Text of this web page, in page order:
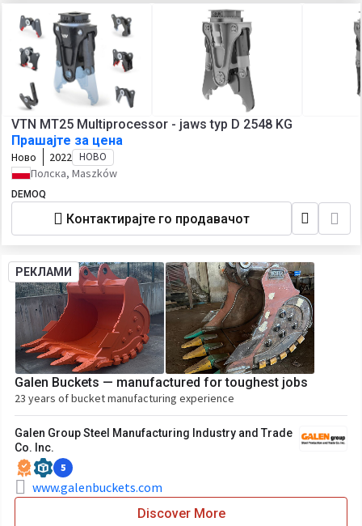
VTN MT25 Multiprocessor - jaws typ D 2548 KG
Прашајте за цена
Ново 2022 НОВО
Полска, Maszków
DEMOQ
Контактирајте го продавачот
РЕКЛАМИ
Galen Buckets — manufactured for toughest jobs
23 years of bucket manufacturing experience
Galen Group Steel Manufacturing Industry and Trade
Co. Inc.
5
www.galenbuckets.com
Discover More